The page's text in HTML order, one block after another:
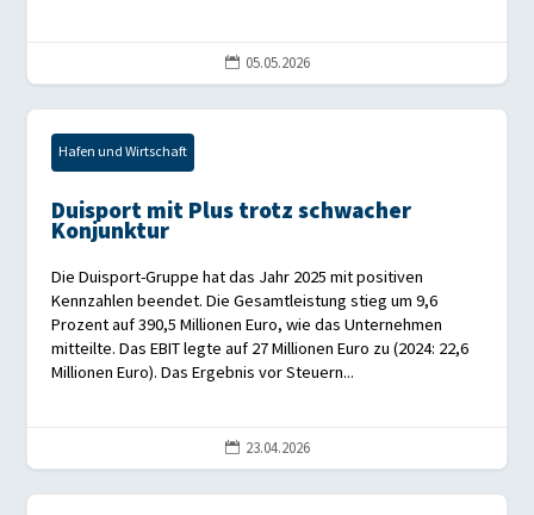
 05.05.2026
Hafen und Wirtschaft
Duisport mit Plus trotz schwacher
Konjunktur
Die Duisport-Gruppe hat das Jahr 2025 mit positiven
Kennzahlen beendet. Die Gesamtleistung stieg um 9,6
Prozent auf 390,5 Millionen Euro, wie das Unternehmen
mitteilte. Das EBIT legte auf 27 Millionen Euro zu (2024: 22,6
Millionen Euro). Das Ergebnis vor Steuern...
 23.04.2026